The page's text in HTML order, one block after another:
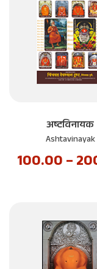
अष्टविनायक
Ashtavinayak
100.00–